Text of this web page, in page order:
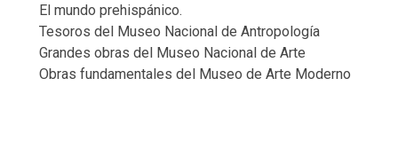
El mundo prehispánico.
Tesoros del Museo Nacional de Antropología
Grandes obras del Museo Nacional de Arte
Obras fundamentales del Museo de Arte Moderno